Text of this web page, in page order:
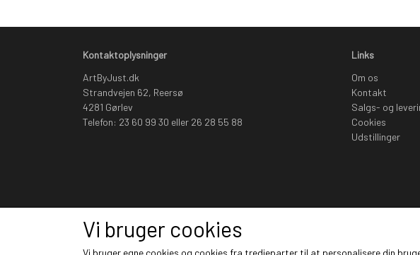
Kontaktoplysninger
ArtByJust.dk
Strandvejen 62, Reersø
4281 Gørlev
Telefon: 23 60 99 30 eller 26 28 55 88
Links
Om os
Kontakt
Salgs- og
Cookies
Udstillinger
Vi bruger cookies
Vi bruger egne cookies og cookies fra tredjeparter til at personalisere din